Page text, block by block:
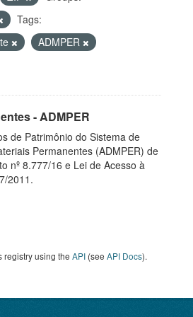
Tags:
ADMPER
- ADMPER
de Patrimônio do Sistema de
Permanentes (ADMPER) de
nº 8.777/16 e Lei de Acesso à
2011.
registry using the API (see API Docs).